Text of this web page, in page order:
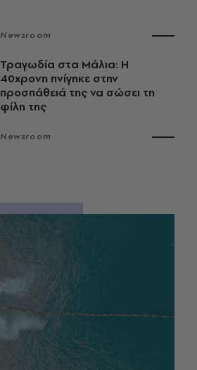
Newsroom
Τραγωδία στα Μάλια: Η
40χρονη πνίγηκε στην
προσπάθειά της να σώσει τη
φίλη της
Newsroom